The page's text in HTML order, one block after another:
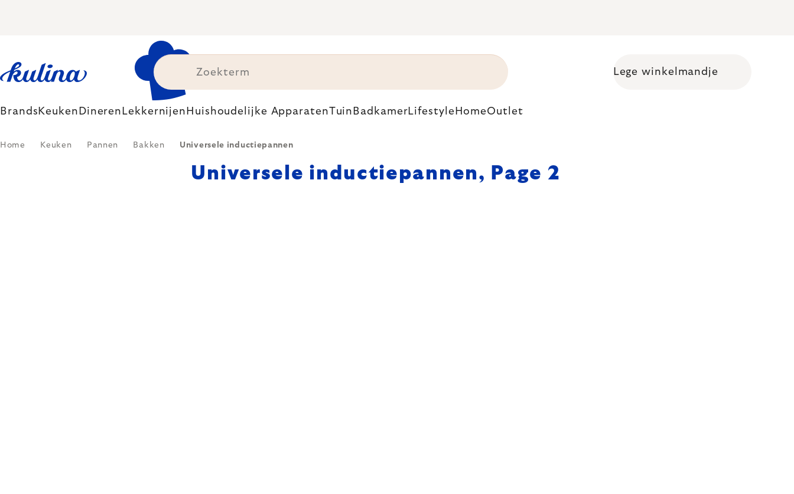
Shopping cart
Lege winkelmandje
Brands Keuken Dineren Lekkernijen Huishoudelijke ApparatenTuin BadkamerLifestyle HomeOutlet
Home Keuken Pannen Bakken Universele inductiepannen
Universele inductiepannen, Page 2